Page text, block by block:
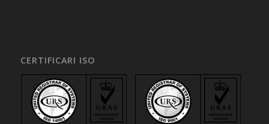
CERTIFICARI ISO